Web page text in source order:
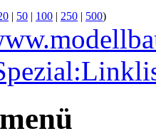
| 50 | 100 | 250 | 500)